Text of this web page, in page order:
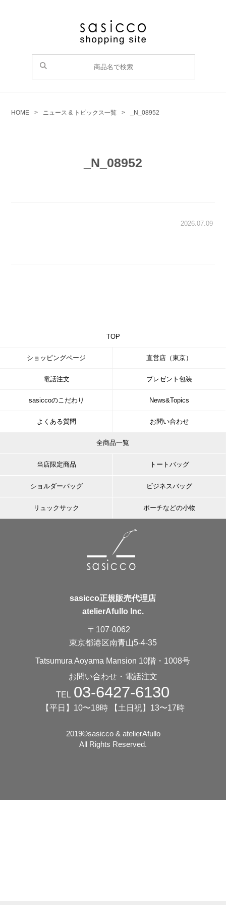
HOME > ニュース & トピックス一覧 > _N_08952
_N_08952
2026.07.09
TOP
ショッピングページ 直営店（東京）
電話注文 プレゼント包装
sasiccoのこだわり News&Topics
よくある質問 お問い合わせ
全商品一覧
当店限定商品 トートバッグ
ショルダーバッグ ビジネスバッグ
リュックサック ポーチなどの小物
sasicco正規販売代理店
atelierAfullo Inc.
〒107-0062
東京都港区南青山5-4-35
Tatsumura Aoyama Mansion 10階・1008号
お問い合わせ・電話注文
TEL 03-6427-6130
【平日】10〜18時 【土日祝】13〜17時
2019©️sasicco & atelierAfullo
All Rights Reserved.